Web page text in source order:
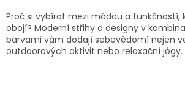
Proč si vybírat mezi módou a
obojí? Moderní střihy a designy v
barvami vám dodají sebevědomí nejen
outdoorových aktivit nebo relaxační jógy.